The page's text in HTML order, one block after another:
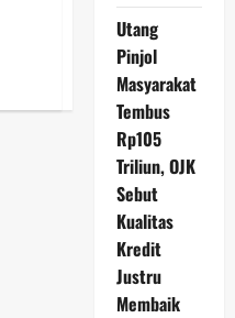
Utang
Pinjol
Masyarakat
Tembus
Rp105
Triliun, OJK
Sebut
Kualitas
Kredit
Justru
Membaik